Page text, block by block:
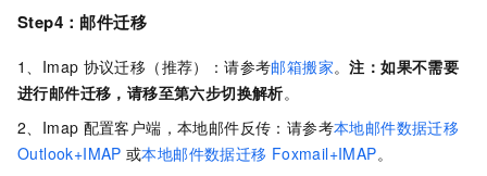
Step4：邮件迁移
1、Imap 协议迁移（推荐）：请参考邮箱搬家。注：如果不需要
进行邮件迁移，请移至第六步切换解析。
2、Imap 配置客户端，本地邮件反传：请参考本地邮件数据迁移
Outlook+IMAP 或本地邮件数据迁移 Foxmail+IMAP。